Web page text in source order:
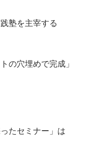
塾を主宰する
の穴埋めで完成」
たセミナー」は